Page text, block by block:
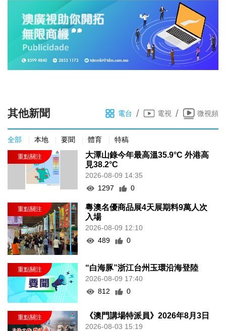
其他新聞 電台 / 電視 / 微視頻
全部 本地 要聞 體育 特稿
大潭山錄今年最高溫35.9°C 外港高
見38.2°C
2026-08-09 14:35
1297
0
粵澳名優商品展4天展期料9萬人次
入場
2026-08-09 12:10
489
0
“白海豚”浙江台州玉環沿海登陸
2026-08-09 17:40
812
0
《澳門講場特派員》2026年8月3日
2026-08-03 15:19